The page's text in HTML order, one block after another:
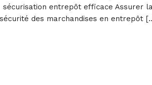
sécurisation entrepôt efficace Assurer la
sécurité des marchandises en entrepôt